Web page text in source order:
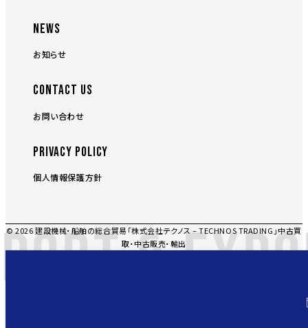
NEWS
お知らせ
CONTACT US
お問い合わせ
PRIVACY POLICY
個人情報保護方針
&
© 2026 建設機械・船舶の総合貿易「株式会社テクノス – TECHNOS TRADING」中古買
取・中古販売・輸出